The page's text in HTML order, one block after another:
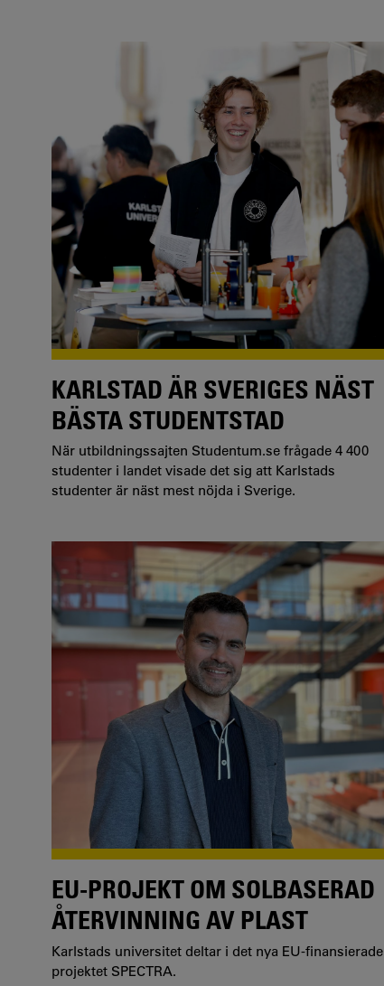
KARLSTAD ÄR SVERIGES NÄST
BÄSTA STUDENTSTAD
När utbildningssajten Studentum.se frågade 4 400
studenter i landet visade det sig att Karlstads
studenter är näst mest nöjda i Sverige.
EU-PROJEKT OM SOLBASERAD
ÅTERVINNING AV PLAST
Karlstads universitet deltar i det nya EU-finansierade
projektet SPECTRA.